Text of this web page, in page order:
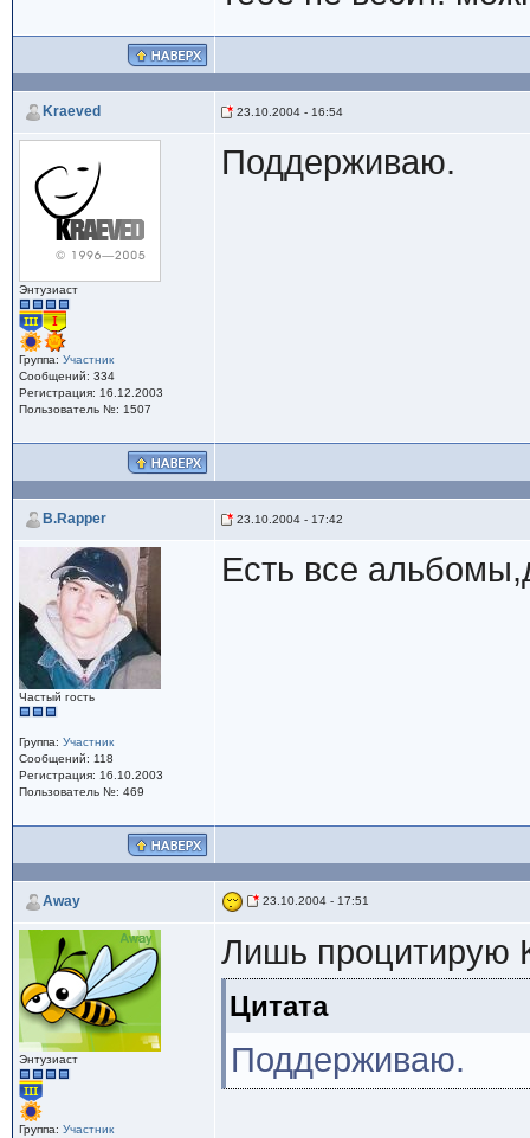
Kraeved 23.10.2004 - 16:54
Энтузиаст
Группа: Участник
Сообщений: 334
Регистрация: 16.12.2003
Пользователь №: 1507
Поддерживаю.
B.Rapper 23.10.2004 - 17:42
Частый гость
Группа: Участник
Сообщений: 118
Регистрация: 16.10.2003
Пользователь №: 469
Есть все
Away 23.10.2004 - 17:51
Энтузиаст
Группа: Участник
Лишь процитирую
Цитата
Поддерживаю.